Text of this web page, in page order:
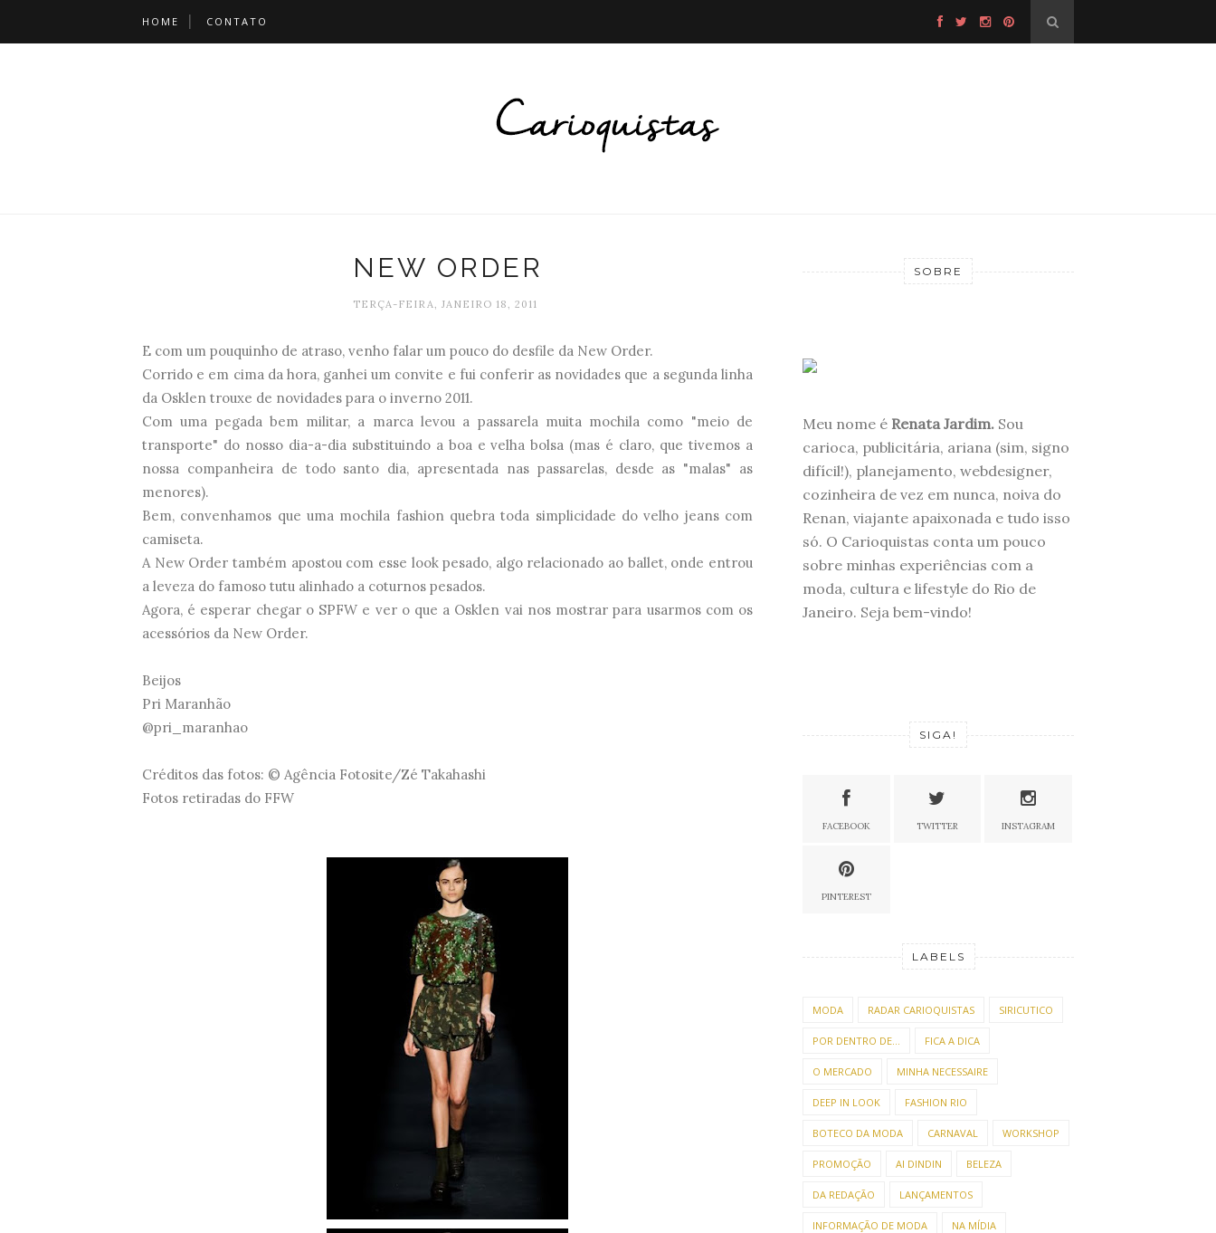
HOME CONTATO
NEW ORDER
TERÇA-FEIRA, JANEIRO 18, 2011
E com um pouquinho de atraso, venho falar um pouco do desfile da New Order.
Corrido e em cima da hora, ganhei um convite e fui conferir as novidades que a segunda linha
da Osklen trouxe de novidades para o inverno 2011.
Com uma pegada bem militar, a marca levou a passarela muita mochila como "meio de
transporte" do nosso dia-a-dia substituindo a boa e velha bolsa (mas é claro, que tivemos a
nossa companheira de todo santo dia, apresentada nas passarelas, desde as "malas" as
menores).
Bem, convenhamos que uma mochila fashion quebra toda simplicidade do velho jeans com
camiseta.
A New Order também apostou com esse look pesado, algo relacionado ao ballet, onde entrou
a leveza do famoso tutu alinhado a coturnos pesados.
Agora, é esperar chegar o SPFW e ver o que a Osklen vai nos mostrar para usarmos com os
acessórios da New Order.
Beijos
Pri Maranhão
@pri_maranhao
Créditos das fotos: © Agência Fotosite/Zé Takahashi
Fotos retiradas do FFW
SOBRE
Meu nome é Renata Jardim. Sou
carioca, publicitária, ariana (sim, signo
difícil!), planejamento, webdesigner,
cozinheira de vez em nunca, noiva do
Renan, viajante apaixonada e tudo isso
só. O Carioquistas conta um pouco
sobre minhas experiências com a
moda, cultura e lifestyle do Rio de
Janeiro. Seja bem-vindo!
SIGA!
FACEBOOK TWITTER INSTAGRAM
PINTEREST
LABELS
MODA RADAR CARIOQUISTAS SIRICUTICO
POR DENTRO DE... FICA A DICA
O MERCADO MINHA NECESSAIRE
DEEP IN LOOK FASHION RIO
BOTECO DA MODA CARNAVAL WORKSHOP
PROMOÇÃO AI DINDIN BELEZA
DA REDAÇÃO LANÇAMENTOS
INFORMAÇÃO DE MODA NA MÍDIA